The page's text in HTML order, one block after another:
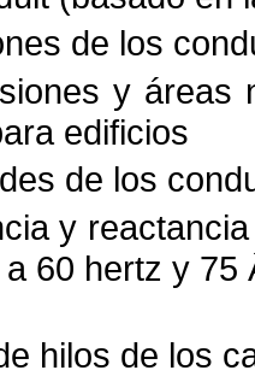
de los
y áreas
edificios
de los
y
60 hertz y 75
hilos de los